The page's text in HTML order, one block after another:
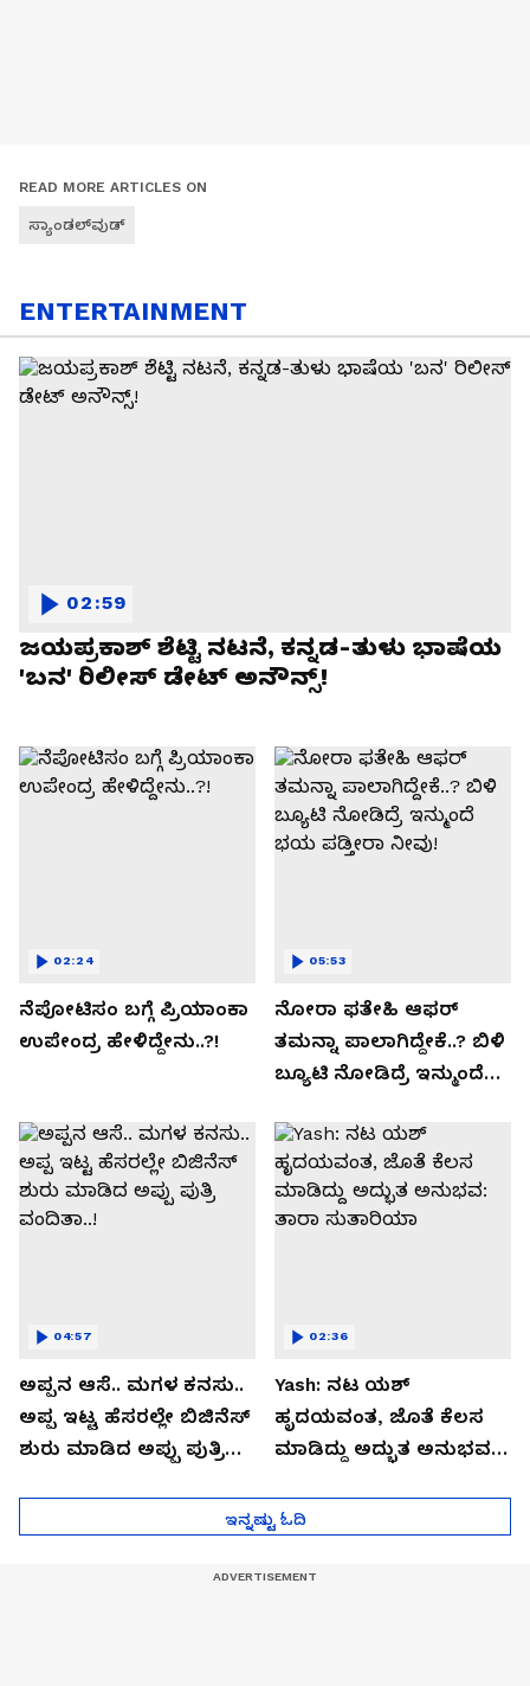
READ MORE ARTICLES ON
ಸ್ಯಾಂಡಲ್‌ವುಡ್
ENTERTAINMENT
ಜಯಪ್ರಕಾಶ್ ಶೆಟ್ಟಿ ನಟನೆ, ಕನ್ನಡ-ತುಳು ಭಾಷೆಯ
'ಬನ' ರಿಲೀಸ್ ಡೇಟ್ ಅನೌನ್ಸ್!
02:59
ನೆಪೋಟಿಸಂ ಬಗ್ಗೆ ಪ್ರಿಯಾಂಕಾ
ಉಪೇಂದ್ರ ಹೇಳಿದ್ದೇನು..?!
02:24
ನೋರಾ ಫತೇಹಿ ಆಫರ್​
ತಮನ್ನಾ ಪಾಲಾಗಿದ್ದೇಕೆ..? ಬಿಳಿ
ಬ್ಯೂಟಿ ನೋಡಿದ್ರೆ ಇನ್ಮುಂದೆ
05:53
ಅಪ್ಪನ ಆಸೆ.. ಮಗಳ ಕನಸು..
ಅಪ್ಪ ಇಟ್ಟ ಹೆಸರಲ್ಲೇ ಬಿಜಿನೆಸ್​
ಶುರು ಮಾಡಿದ ಅಪ್ಪು ಪುತ್ರಿ
04:57
Yash: ನಟ ಯಶ್​
ಹೃದಯವಂತ, ಜೊತೆ ಕೆಲಸ
ಮಾಡಿದ್ದು ಅದ್ಭುತ ಅನುಭವ:
02:36
ಇನ್ನಷ್ಟು ಓದಿ